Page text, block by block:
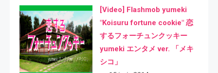
[Video] Flashmob yumeki
"Koisuru fortune cookie" 恋
するフォーチュンクッキー
yumeki エンタメ ver. 「メキ
シコ」